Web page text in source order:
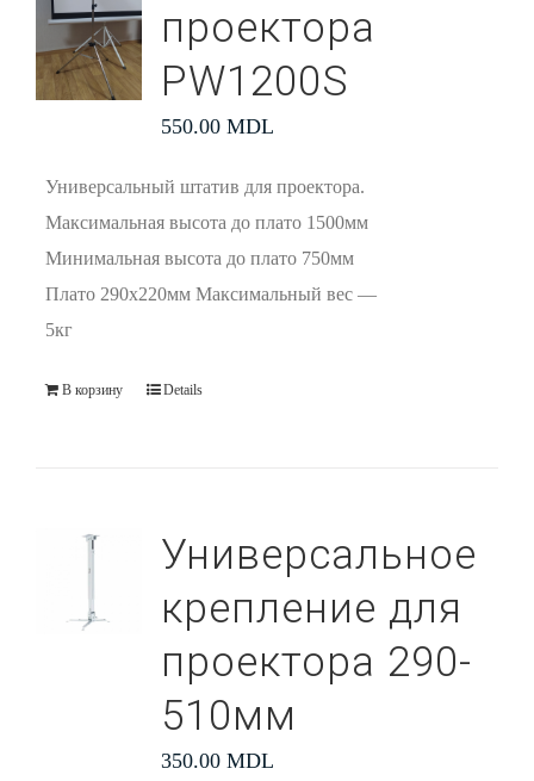
проектора
PW1200S
550.00 MDL
Универсальный штатив для проектора.
Максимальная высота до плато 1500мм
Минимальная высота до плато 750мм
Плато 290х220мм Максимальный вес —
5кг
В корзину Details
Универсальное
крепление для
проектора 290-
510мм
350.00 MDL